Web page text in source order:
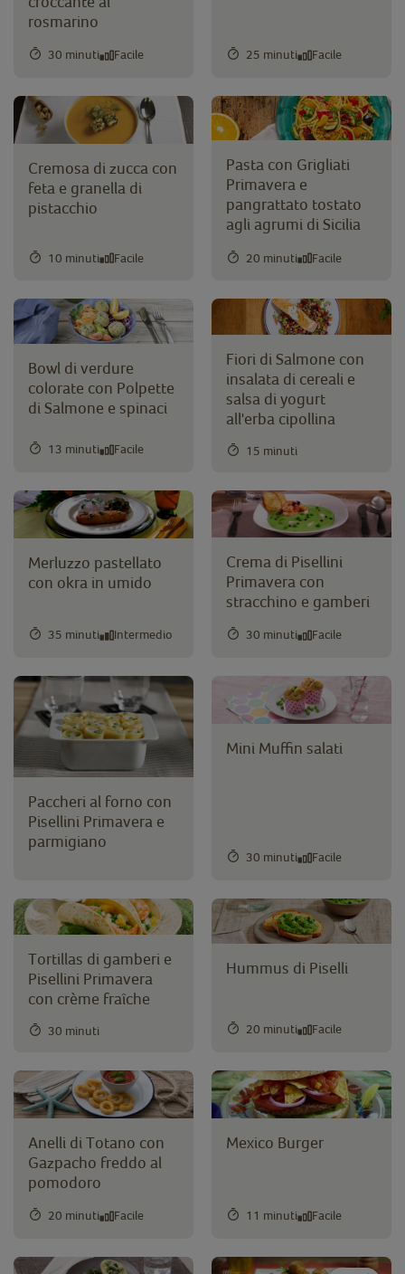
rosmarino
30 minuti Facile 25 minuti Facile
Cremosa di zucca con
feta e granella di
pistacchio
10 minuti Facile
Pasta con Grigliati
Primavera e
pangrattato tostato
agli agrumi di Sicilia
20 minuti Facile
Bowl di verdure
colorate con Polpette
di Salmone e spinaci
13 minuti Facile
Fiori di Salmone con
insalata di cereali e
salsa di yogurt
all'erba cipollina
15 minuti
Merluzzo pastellato
con okra in umido
35 minuti Intermedio
Crema di Pisellini
Primavera con
stracchino e gamberi
30 minuti Facile
Paccheri al forno con
Pisellini Primavera e
parmigiano
Mini Muffin salati
30 minuti Facile
Tortillas di gamberi e
Pisellini Primavera
con crème fraîche
30 minuti
Hummus di Piselli
20 minuti Facile
Anelli di Totano con
Gazpacho freddo al
pomodoro
20 minuti Facile
Mexico Burger
11 minuti Facile